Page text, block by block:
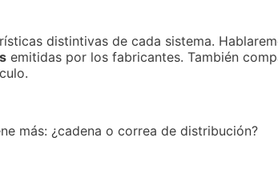
distintivas de cada sistema.
emitidas por los fabricantes. También
más: ¿cadena o correa de distribución?